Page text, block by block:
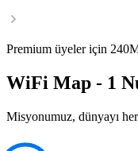
Premium üyeler için
WiFi Map - 1
Misyonumuz, dünyayı her